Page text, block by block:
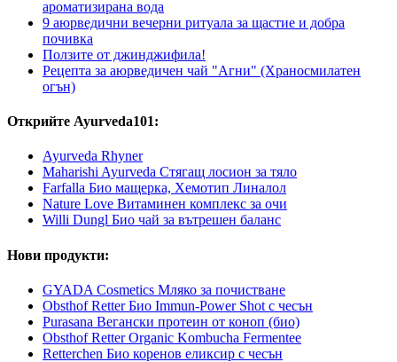
ароматизирана вода
9 аюрведични вечерни ритуала за щастие и добра
почивка
Ползите от джинджифила!
Рецепта за аюрведичен чай "Агни" (Храносмилатен
огън)
Открийте Ayurveda101:
Ayurveda Rhyner
Maharishi Ayurveda Стягащ лосион за тяло
Farfalla Био мащерка, Хемотип Линалол
Nature Love Витаминен комплекс за очи
Willi Dungl Био чай за вътрешен баланс
Нови продукти:
GYADA Cosmetics Мляко за почистване
Obsthof Retter Био Immun-Power Shot с чесън
Purasana Вегански протеин от коноп (био)
Obsthof Retter Organic Kombucha Fermentee
Retterchen Био коренов еликсир с чесън